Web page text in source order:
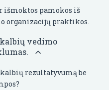
išmoktos pamokos iš
organizacijų praktikos.
vedimo
rezultatyvumą be